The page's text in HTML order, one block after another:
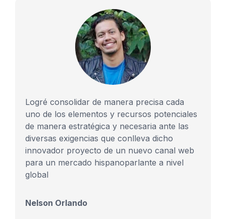
Logré consolidar de manera precisa cada
uno de los elementos y recursos potenciales
de manera estratégica y necesaria ante las
diversas exigencias que conlleva dicho
innovador proyecto de un nuevo canal web
para un mercado hispanoparlante a nivel
global
Nelson Orlando